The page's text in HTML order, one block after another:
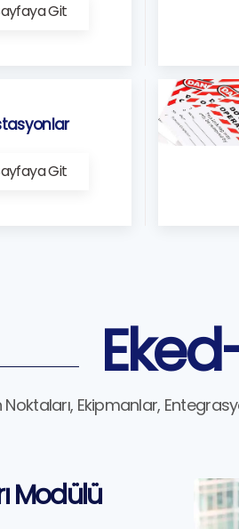
Git
Git
Noktaları, Ekipmanlar,
Modülü